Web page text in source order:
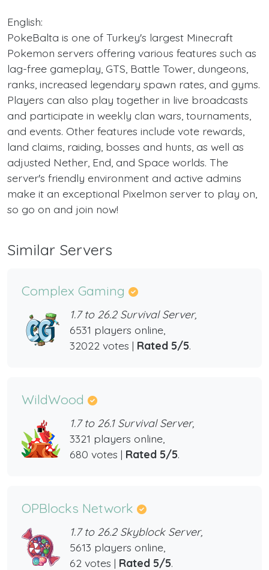
English:
PokeBalta is one of Turkey's largest Minecraft
Pokemon servers offering various features such as
lag-free gameplay, GTS, Battle Tower, dungeons,
ranks, increased legendary spawn rates, and gyms.
Players can also play together in live broadcasts
and participate in weekly clan wars, tournaments,
and events. Other features include vote rewards,
land claims, raiding, bosses and hunts, as well as
adjusted Nether, End, and Space worlds. The
server's friendly environment and active admins
make it an exceptional Pixelmon server to play on,
so go on and join now!
Similar Servers
Complex Gaming
1.7 to 26.2 Survival Server,
6531 players online,
32022 votes | Rated 5/5.
WildWood
1.7 to 26.1 Survival Server,
3321 players online,
680 votes | Rated 5/5.
OPBlocks Network
1.7 to 26.2 Skyblock Server,
5613 players online,
62 votes | Rated 5/5.